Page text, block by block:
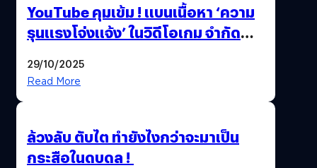
YouTube คุมเข้ม ! แบนเนื้อหา ‘ความ
รุนแรงโจ่งแจ้ง’ ในวิดีโอเกม จำกัด
29/10/2025
Read More
ล้วงลับ ตับไต ทำยังไงกว่าจะมาเป็น
กระสือในดบดล !